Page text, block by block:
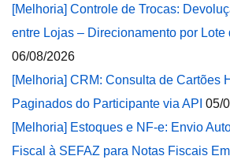
[Melhoria] Controle de Trocas:
entre Lojas – Direcionamento por Lote
06/08/2026
[Melhoria] CRM: Consulta de Cartões
Paginados do Participante via API 05/
[Melhoria] Estoques e NF-e: Envio
Fiscal à SEFAZ para Notas Fiscais